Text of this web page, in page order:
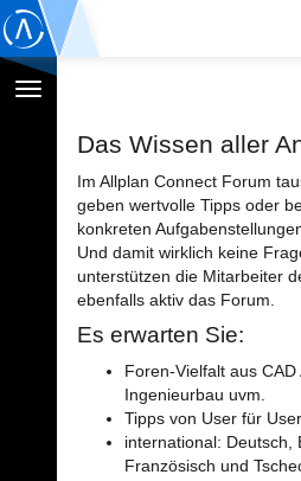
Navigation
Das Wissen aller
Im Allplan Connect Forum
geben wertvolle Tipps oder
konkreten
Und damit wirklich keine
unterstützen die Mitarbeiter
ebenfalls aktiv das Forum.
Es erwarten Sie:
Foren-Vielfalt aus CAD
Ingenieurbau uvm.
Tipps von User für User
international: Deutsch,
Französisch und